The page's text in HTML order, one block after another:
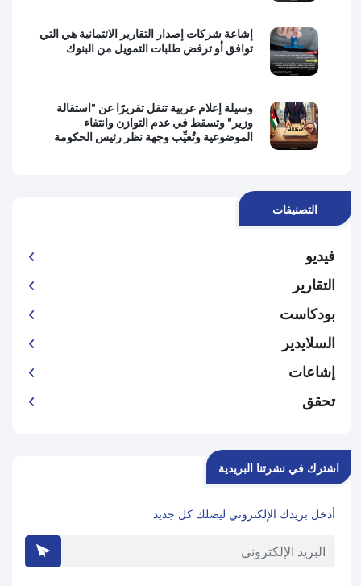
إشاعة شركات إصدار التقارير الائتمانية هي التي
توافق أو ترفض طلبات التمويل من البنوك
وسيلة إعلام عربية تنقل تقريرًا عن "استقالة
وزير" وتسقط في عدم التوازن وانتفاء
الموضوعية وتُغيِّب وجهة نظر رئيس الحكومة
التصنيفات
فيديو
التقارير
بودكاست
السلايدير
إشاعات
تحقق
اشترك في نشرتنا البريدية
أدخل بريدك الإلكتروني ليصلك كل جديد